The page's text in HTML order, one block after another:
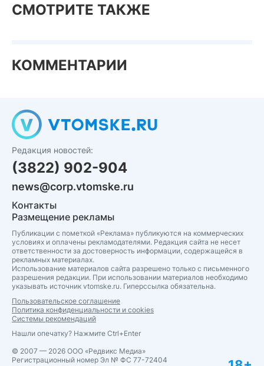
СМОТРИТЕ ТАКЖЕ
КОММЕНТАРИИ
Редакция новостей:
(3822) 902-904
news@corp.vtomske.ru
Контакты
Размещение рекламы
Публикации с пометкой «Реклама» публикуются на коммерческих
условиях и оплачены рекламодателями. Редакция сайта не несет
ответственности за достоверность информации, содержащейся в
рекламных материалах.
Использование материалов сайта разрешено только с письменного
разрешения редакции. При использовании материалов необходимо
указывать источник vtomske.ru. Гиперссылка обязательна.
Пользовательское соглашение
Политика конфиденциальности и cookies
Системы рекомендаций
Нашли опечатку? Нажмите Ctrl+Enter
© 2007 — 2026 ООО «Редвикс Медиа»
Регистрационный номер Эл № ФС 77-72404